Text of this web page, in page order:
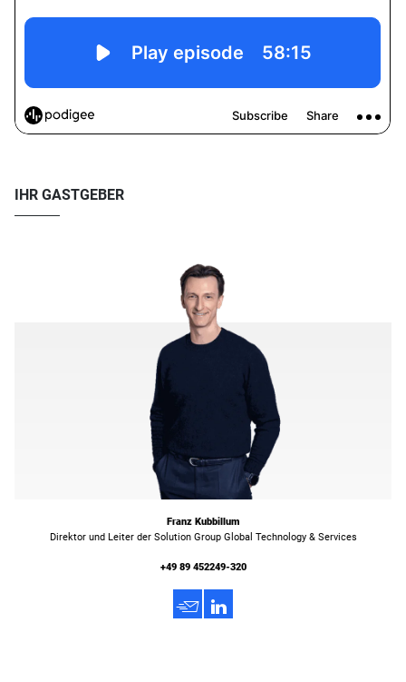
IHR GASTGEBER
Franz Kubbillum
Direktor und Leiter der Solution Group Global Technology & Services
+49 89 452249-320
h 3